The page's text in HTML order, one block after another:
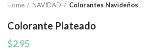
Home NAVIDAD Colorantes Navideños
Colorante Plateado
$2.95